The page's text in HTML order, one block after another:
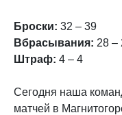
Броски: 32 – 39
Вбрасывания: 28 –
Штраф: 4 – 4
Сегодня наша
матчей в